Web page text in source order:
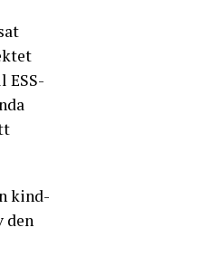
ESS-
kind-
den